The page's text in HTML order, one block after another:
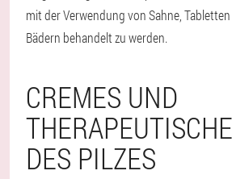
mit der Verwendung von Sahne,
Bädern behandelt zu werden.
CREMES UND
DES PILZES